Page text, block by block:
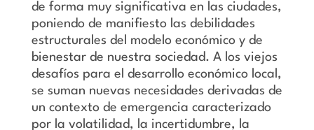
de forma muy significativa en las ciudades,
poniendo de manifiesto las debilidades
estructurales del modelo económico y de
bienestar de nuestra sociedad. A los viejos
desafíos para el desarrollo económico local,
se suman nuevas necesidades derivadas de
un contexto de emergencia caracterizado
por la volatilidad, la incertidumbre, la